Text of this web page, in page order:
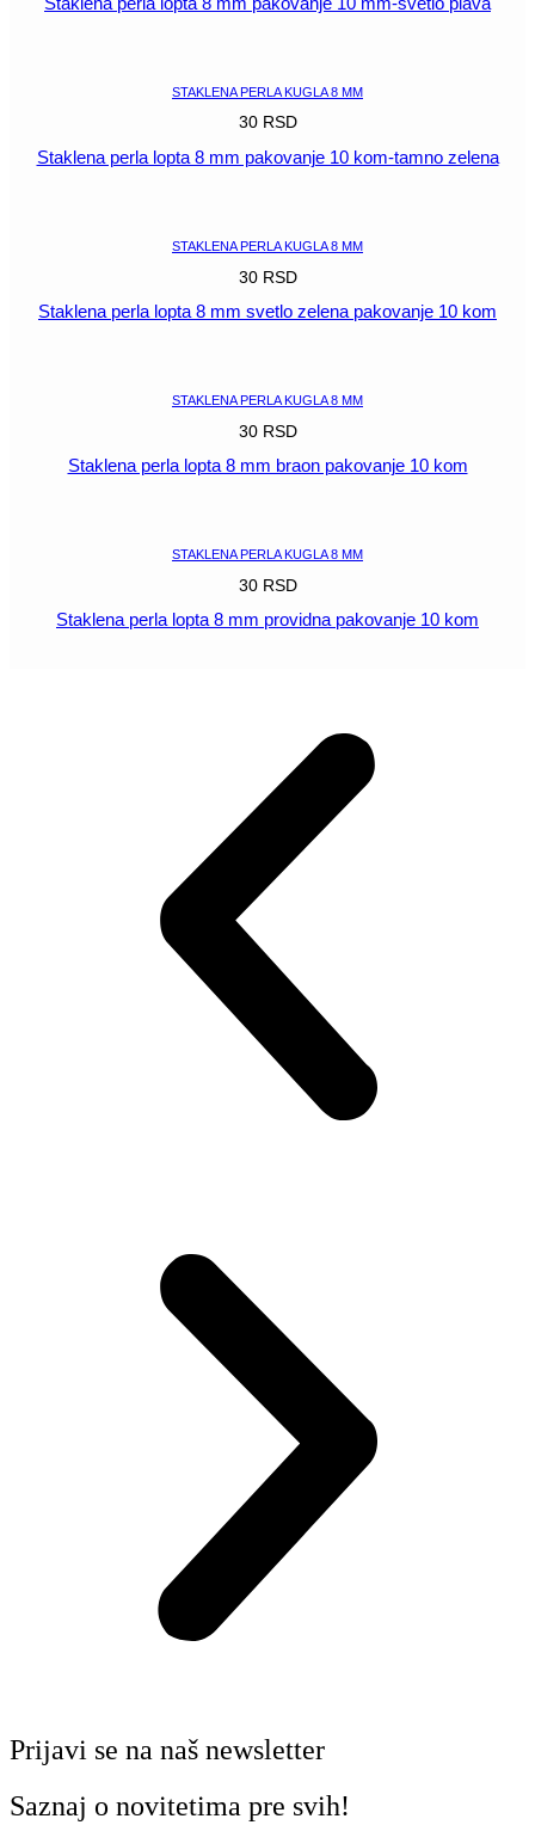
STAKLENA PERLA KUGLA 8 MM
30 RSD
Staklena perla lopta 8 mm pakovanje 10 kom-tamno zelena
STAKLENA PERLA KUGLA 8 MM
30 RSD
Staklena perla lopta 8 mm svetlo zelena pakovanje 10 kom
STAKLENA PERLA KUGLA 8 MM
30 RSD
Staklena perla lopta 8 mm braon pakovanje 10 kom
STAKLENA PERLA KUGLA 8 MM
30 RSD
Staklena perla lopta 8 mm providna pakovanje 10 kom
Prijavi se na naš newsletter
Saznaj o novitetima pre svih!